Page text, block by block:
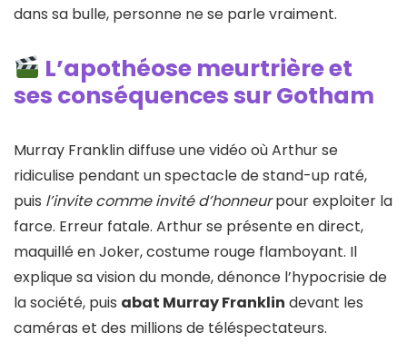
dans sa bulle, personne ne se parle vraiment.
L’apothéose meurtrière et
ses conséquences sur Gotham
Murray Franklin diffuse une vidéo où Arthur se
ridiculise pendant un spectacle de stand-up raté,
puis l’invite comme invité d’honneurpour exploiter la
farce. Erreur fatale. Arthur se présente en direct,
maquillé en Joker, costume rouge flamboyant. Il
explique sa vision du monde, dénonce l’hypocrisie de
la société, puis abat Murray Franklin devant les
caméras et des millions de téléspectateurs.